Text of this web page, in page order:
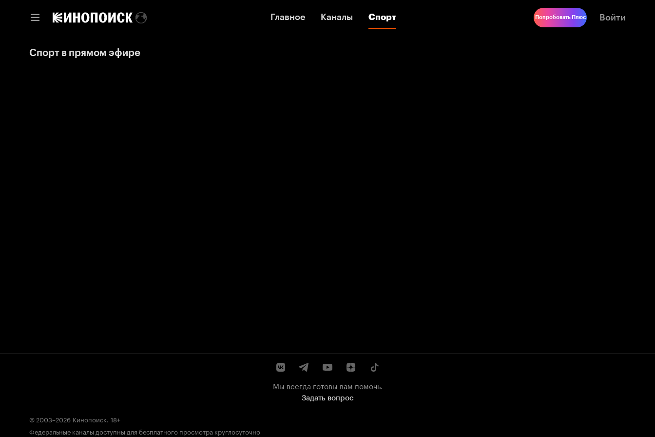
Главное Каналы Спорт
Главное Каналы Спорт Попробовать Плюс Войти
Спорт в прямом эфире
Мы всегда готовы вам помочь.
Задать вопрос
© 2003–2026 Кинопоиск. 18+
Федеральные каналы доступны для бесплатного просмотра круглосуточно